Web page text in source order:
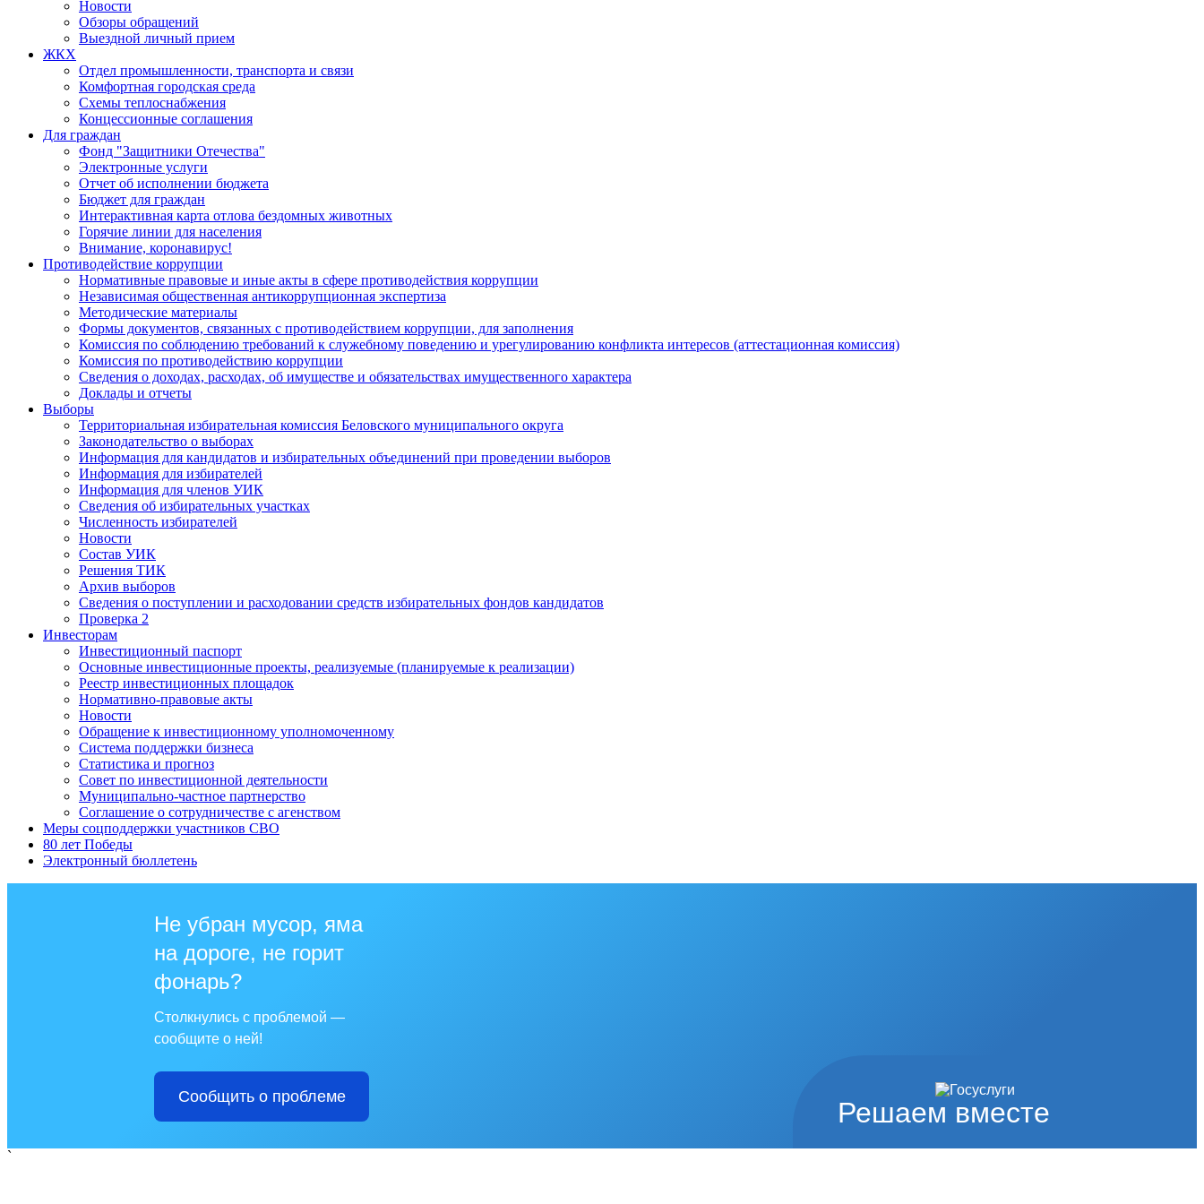
Новости
Обзоры обращений
Выездной личный прием
ЖКХ
Отдел промышленности, транспорта и связи
Комфортная городская среда
Схемы теплоснабжения
Концессионные соглашения
Для граждан
Фонд "Защитники Отечества"
Электронные услуги
Отчет об исполнении бюджета
Бюджет для граждан
Интерактивная карта отлова бездомных животных
Горячие линии для населения
Внимание, коронавирус!
Противодействие коррупции
Нормативные правовые и иные акты в сфере противодействия коррупции
Независимая общественная антикоррупционная экспертиза
Методические материалы
Формы документов, связанных с противодействием коррупции, для заполнения
Комиссия по соблюдению требований к служебному поведению и урегулированию конфликта интересов (аттестационная комиссия)
Комиссия по противодействию коррупции
Сведения о доходах, расходах, об имуществе и обязательствах имущественного характера
Доклады и отчеты
Выборы
Территориальная избирательная комиссия Беловского муниципального округа
Законодательство о выборах
Информация для кандидатов и избирательных объединений при проведении выборов
Информация для избирателей
Информация для членов УИК
Сведения об избирательных участках
Численность избирателей
Новости
Состав УИК
Решения ТИК
Архив выборов
Сведения о поступлении и расходовании средств избирательных фондов кандидатов
Проверка 2
Инвесторам
Инвестиционный паспорт
Основные инвестиционные проекты, реализуемые (планируемые к реализации)
Реестр инвестиционных площадок
Нормативно-правовые акты
Новости
Обращение к инвестиционному уполномоченному
Система поддержки бизнеса
Статистика и прогноз
Совет по инвестиционной деятельности
Муниципально-частное партнерство
Соглашение о сотрудничестве с агенством
Меры соцподдержки участников СВО
80 лет Победы
Электронный бюллетень
Решаем вместе
Не убран мусор, яма
на дороге, не горит
фонарь?
Столкнулись с проблемой —
сообщите о ней!
Сообщить о проблеме
`